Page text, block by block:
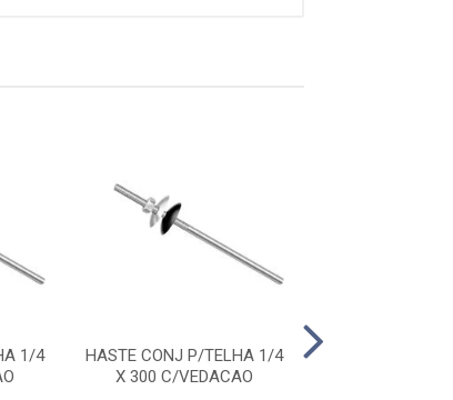
1/4
HASTE CONJ P/TELHA 1/4
X 300 C/VEDACAO